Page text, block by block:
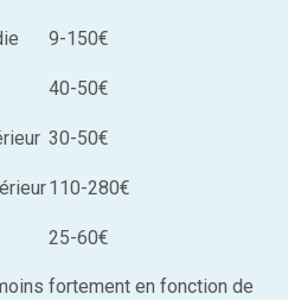
9-150€
40-50€
30-50€
110-280€
25-60€
fortement en fonction de